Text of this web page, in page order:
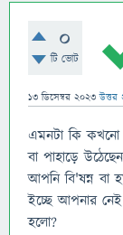
0
টি ভোট
13 ডিসেম্বর 2023 উত্তর
এমনটা কি কখনো
বা পাহাড়ে
আপনি বি'ষন্ন বা
ইচ্ছে আপনার
হলো?